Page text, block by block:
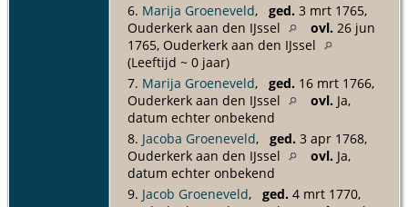
6. Marija Groeneveld, ged. 3 mrt 1765,
Ouderkerk aan den IJssel
ovl. 26 jun
1765, Ouderkerk aan den IJssel
(Leeftijd ~ 0 jaar)
7. Marija Groeneveld, ged. 16 mrt 1766,
Ouderkerk aan den IJssel
ovl. Ja,
datum echter onbekend
8. Jacoba Groeneveld, ged. 3 apr 1768,
Ouderkerk aan den IJssel
ovl. Ja,
datum echter onbekend
9. Jacob Groeneveld, ged. 4 mrt 1770,